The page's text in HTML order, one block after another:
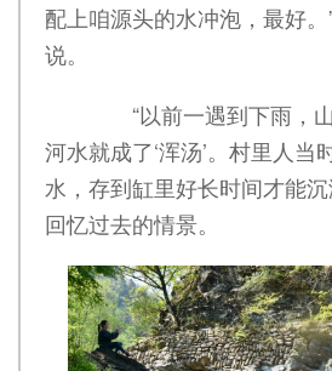
配上咱源头的水冲泡，最好
说。
“以前一遇到下雨，山
河水就成了‘浑汤’。村里人当
水，存到缸里好长时间才能
回忆过去的情景。